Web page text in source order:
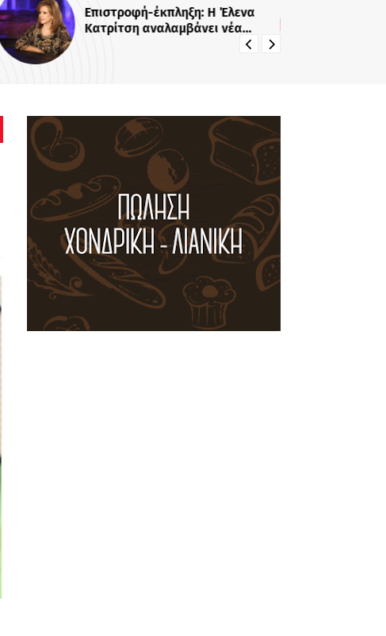
Επιστροφή-έκπληξη: Η Έλενα
Κατρίτση αναλαμβάνει νέα
εκπομπή - Σε αυτό το κανάλι θα